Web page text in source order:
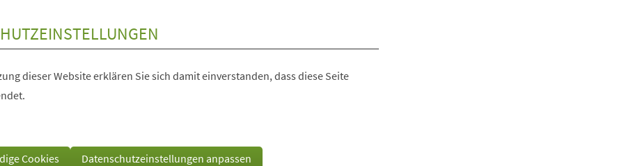
dieser Website erklären Sie sich damit einverstanden, dass diese Seite
Cookies
Datenschutzeinstellungen anpassen